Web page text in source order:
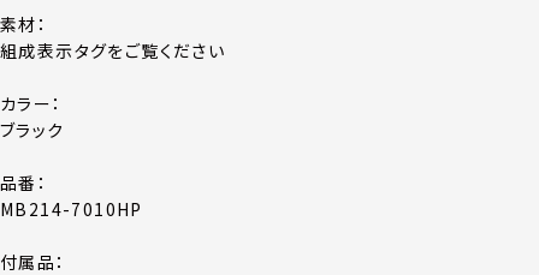
素材：
組成表示タグをご覧ください
カラー：
ブラック
品番：
MB214-7010HP
付属品：